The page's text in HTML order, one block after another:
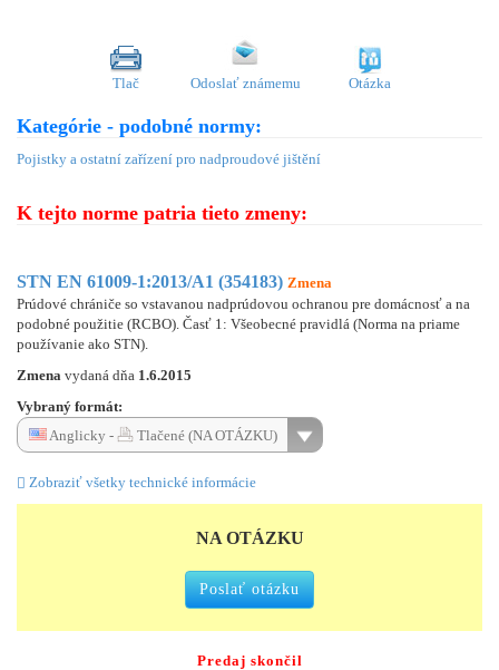
Tlač Odoslať známemu Otázka
Kategórie - podobné normy:
Pojistky a ostatní zařízení pro nadproudové jištění
K tejto norme patria tieto zmeny:
STN EN 61009-1:2013/A1 (354183) Zmena
Prúdové chrániče so vstavanou nadprúdovou ochranou pre domácnosť a na
podobné použitie (RCBO). Časť 1: Všeobecné pravidlá (Norma na priame
používanie ako STN).
Zmena vydaná dňa 1.6.2015
Vybraný formát:
Anglicky -
Tlačené (NA OTÁZKU)
Zobraziť všetky technické informácie
NA OTÁZKU
Poslať otázku
Predaj skončil